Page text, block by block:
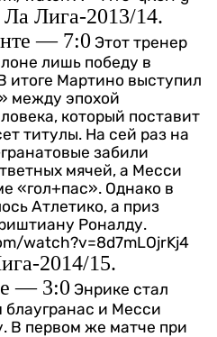
Лига-2013/14.
— 7:0 Этот тренер
лишь победу в
итоге Мартино выступил
между эпохой
который поставит
титулы. На сей раз на
забили
мячей, а Месси
«гол+пас». Однако в
Атлетико, а приз
Роналду.
watch?v=8d7mLOjrKj4
2014/15.
— 3:0 Энрике стал
блаугранас и Месси
В первом же матче при